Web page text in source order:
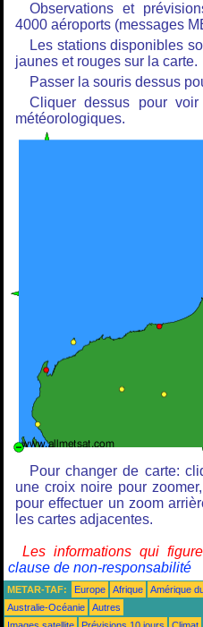
Observations et
4000 aéroports (messages
Les stations disponibles
jaunes et rouges sur la carte.
Passer la souris dessus
Cliquer dessus pour
météorologiques.
Pour changer de carte:
une croix noire pour
pour effectuer un zoom
les cartes adjacentes.
Les informations qui
clause de non-responsabilité
METAR-TAF: Europe Afrique Amérique
Australie-Océanie
Autres